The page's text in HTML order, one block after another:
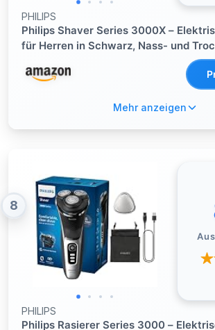
PHILIPS
Philips Shaver Series 3000X –
für Herren in Schwarz, Nass- und
SkinProtect-Technologie,
Bartschneider (Modell X3001/00)
Mehr anzeigen
8
PHILIPS
Philips Rasierer Series 3000 –